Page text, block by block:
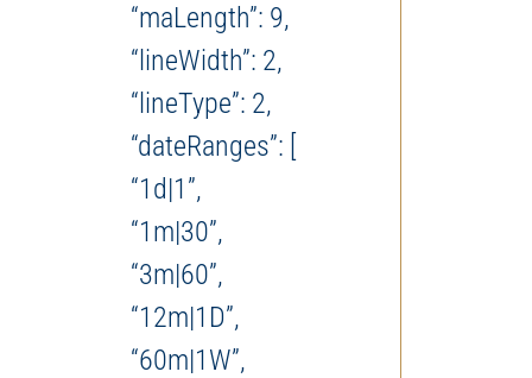
“maLength”: 9,
“lineWidth”: 2,
“lineType”: 2,
“dateRanges”: [
“1d|1”,
“1m|30”,
“3m|60”,
“12m|1D”,
“60m|1W”,